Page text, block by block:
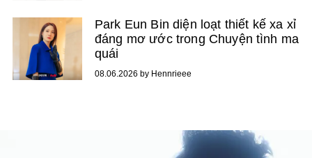
Park Eun Bin diện loạt thiết kế xa xỉ
đáng mơ ước trong Chuyện tình ma
quái
08.06.2026 by Hennrieee